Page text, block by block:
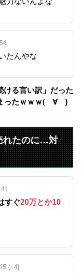
たんやな
る言い訳」だった
まったｗｗｗ(゚∀゚)
れたのに…対
すぐ20万とか10
(+4)